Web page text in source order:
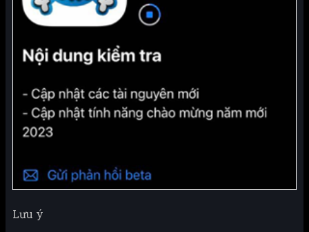
Lưu ý